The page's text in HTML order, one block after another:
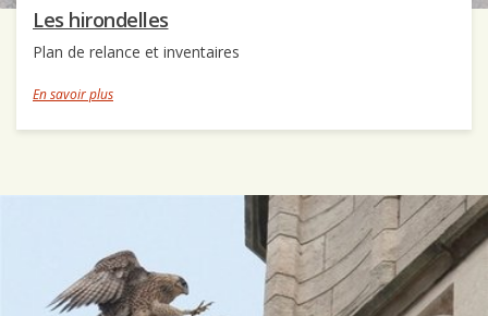
Les hirondelles
Plan de relance et inventaires
En savoir plus